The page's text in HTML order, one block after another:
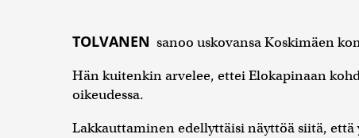
TOLVANEN sanoo uskovansa Koskimäen
Hän kuitenkin arvelee, ettei Elokapinaan
oikeudessa.
Lakkauttaminen edellyttäisi näyttöä siitä,